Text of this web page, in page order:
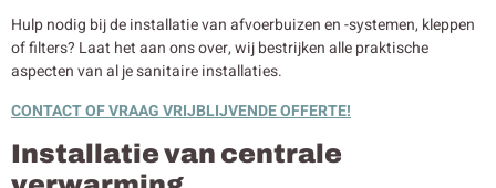
Hulp nodig bij de installatie van afvoerbuizen en -systemen, kleppen
of filters? Laat het aan ons over, wij bestrijken alle praktische
aspecten van al je sanitaire installaties.
CONTACT OF VRAAG VRIJBLIJVENDE OFFERTE!
Installatie van centrale